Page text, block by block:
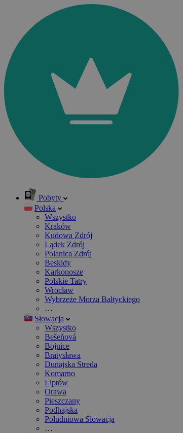
Pobyty
Polska
Wszystko
Kraków
Kudowa Zdrój
Lądek Zdrój
Polanica Zdrój
Beskidy
Karkonosze
Polskie Tatry
Wrocław
Wybrzeże Morza Bałtyckiego
…
Słowacja
Wszystko
Bešeňová
Bojnice
Bratysława
Dunajska Streda
Komarno
Liptów
Orawa
Pieszczany
Podhajska
Południowa Słowacja
…